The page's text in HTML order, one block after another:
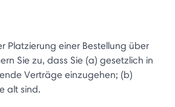
Platzierung einer Bestellung über
Sie zu, dass Sie (a) gesetzlich in
Verträge einzugehen; (b)
alt sind.